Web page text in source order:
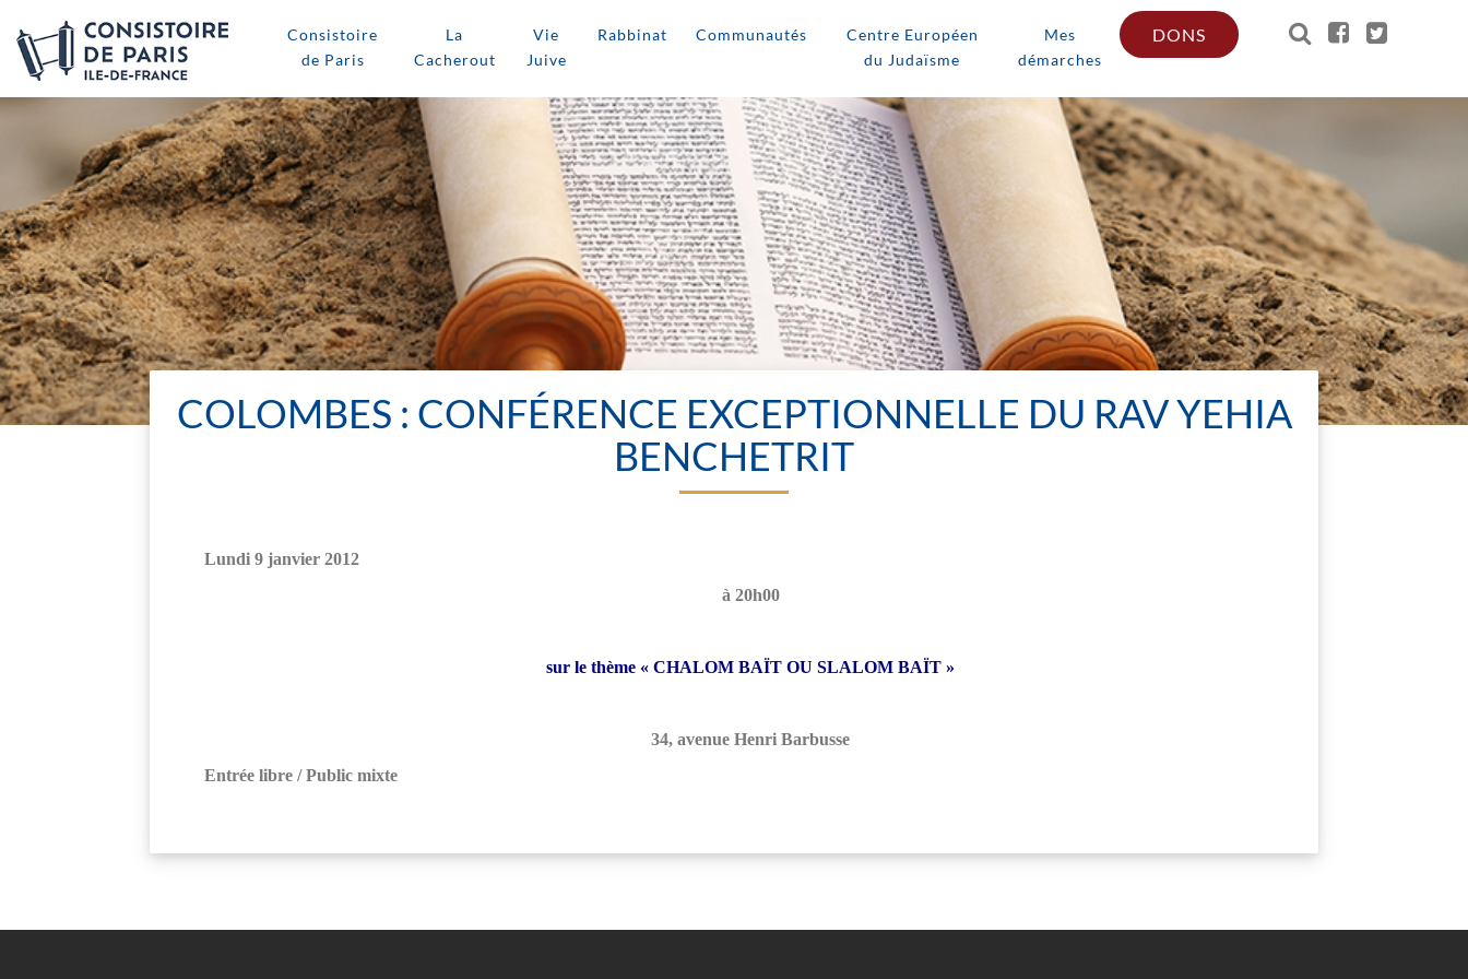
Consistoire
de Paris
La
Cacherout
Vie
Juive
Rabbinat Communautés
Centre Européen
du Judaïsme
Mes
démarches
DONS
COLOMBES : CONFÉRENCE EXCEPTIONNELLE DU RAV YEHIA
BENCHETRIT
Lundi 9 janvier 2012
à 20h00
sur le thème « CHALOM BAÏT OU SLALOM BAÏT »
34, avenue Henri Barbusse
Entrée libre / Public mixte